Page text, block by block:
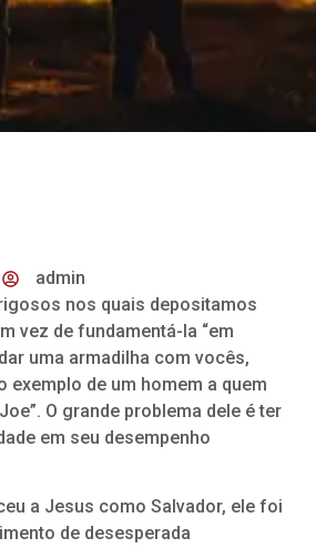
admin
nos quais depositamos
vez de fundamentá-la “em
uma armadilha com vocês,
exemplo de um homem a quem
O grande problema dele é ter
em seu desempenho
a Jesus como Salvador, ele foi
de desesperada